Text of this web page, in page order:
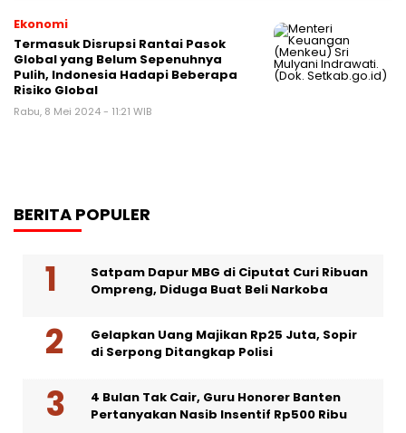
Ekonomi
Termasuk Disrupsi Rantai Pasok
Global yang Belum Sepenuhnya
Pulih, Indonesia Hadapi Beberapa
Risiko Global
Rabu, 8 Mei 2024 - 11:21 WIB
BERITA POPULER
Satpam Dapur MBG di Ciputat Curi Ribuan
Ompreng, Diduga Buat Beli Narkoba
Gelapkan Uang Majikan Rp25 Juta, Sopir
di Serpong Ditangkap Polisi
4 Bulan Tak Cair, Guru Honorer Banten
Pertanyakan Nasib Insentif Rp500 Ribu